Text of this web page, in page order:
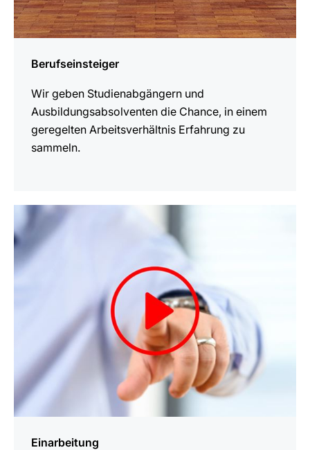
Berufseinsteiger
Wir geben Studienabgängern und
Ausbildungsabsolventen die Chance, in einem
geregelten Arbeitsverhältnis Erfahrung zu
sammeln.
Einarbeitung
erfahren